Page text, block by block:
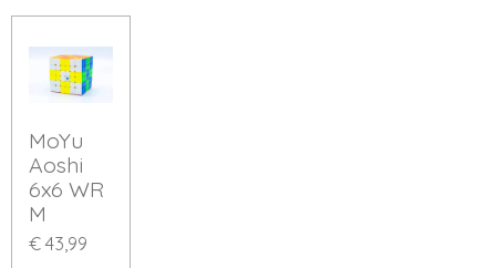
MoYu
Aoshi
6x6 WR
M
€ 43,99